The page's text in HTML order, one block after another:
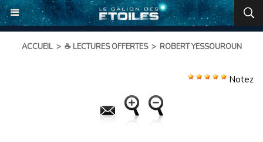
ACCUEIL > ☕ LECTURES OFFERTES > ROBERT YESSOUROUN
Notez